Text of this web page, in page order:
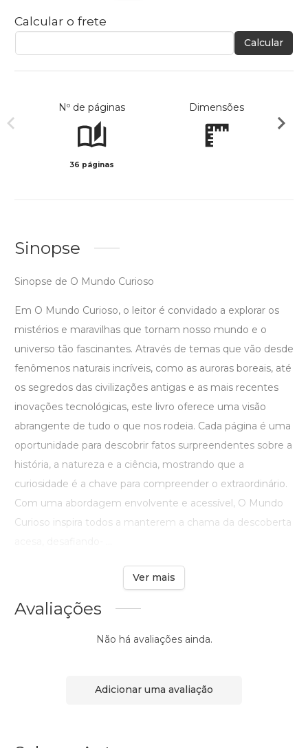
Calcular o frete
Calcular
Nº de páginas
36 páginas
Dimensões
Sinopse
Sinopse de O Mundo Curioso
Em O Mundo Curioso, o leitor é convidado a explorar os
mistérios e maravilhas que tornam nosso mundo e o
universo tão fascinantes. Através de temas que vão desde
fenômenos naturais incríveis, como as auroras boreais, até
os segredos das civilizações antigas e as mais recentes
inovações tecnológicas, este livro oferece uma visão
abrangente de tudo o que nos rodeia. Cada página é uma
oportunidade para descobrir fatos surpreendentes sobre a
história, a natureza e a ciência, mostrando que a
curiosidade é a chave para compreender o extraordinário.
Com uma abordagem envolvente e acessível, O Mundo
Curioso inspira todos a manterem a chama da descoberta
Ver mais
Avaliações
Não há avaliações ainda.
Adicionar uma avaliação